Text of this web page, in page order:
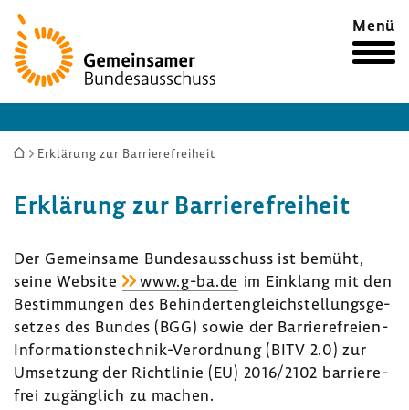
Zur
Startseite
Menü
Sie
hier:
Erklärung zur Barrierefreiheit
Erklä­rung zur Barrie­re­frei­heit
Der Gemein­same Bundes­aus­schuss ist bemüht,
seine Website
www.g-ba.de im Einklang mit den
Bestim­mungen des Behin­der­ten­gleich­stel­lungs­ge­
setzes des Bundes (BGG) sowie der Barrierefreien-​
Informationstechnik-Verordnung (BITV 2.0) zur
Umset­zung der Richt­linie (EU) 2016/2102 barrie­re­
frei zugäng­lich zu machen.